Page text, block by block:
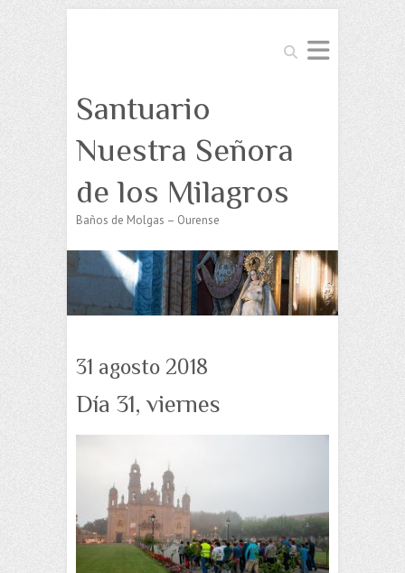
Buscar
Santuario
Nuestra Señora
de los Milagros
Baños de Molgas – Ourense
31 agosto 2018
Día 31, viernes